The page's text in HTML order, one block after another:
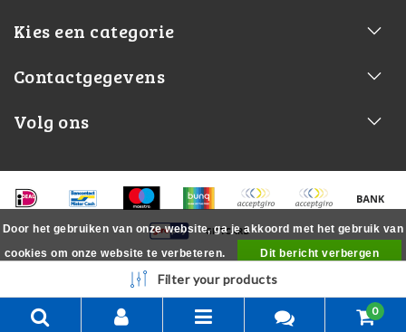
Kies een categorie
Contactgegevens
Volg ons
Filter your products
0
Door het gebruiken van onze website, ga je akkoord met het gebruik van
cookies om onze website te verbeteren.
Dit bericht verbergen
Meer over cookies »